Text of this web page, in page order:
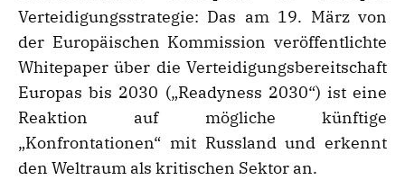
Verteidigungsstrategie: Das am 19. März von
der Europäischen Kommission veröffentlichte
Whitepaper über die Verteidigungsbereitschaft
Europas bis 2030 („Readyness 2030“) ist eine
Reaktion auf mögliche künftige
„Konfrontationen“ mit Russland und erkennt
den Weltraum als kritischen Sektor an.